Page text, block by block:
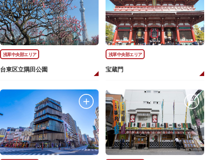
浅草中央部エリア
台東区立隅田公園
浅草中央部エリア
宝蔵門